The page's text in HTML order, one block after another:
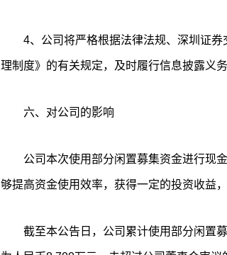
4、公司将严格根据法律法规、深圳证
理制度》的有关规定，及时履行信息披露义务
六、对公司的影响
公司本次使用部分闲置募集资金进行现
够提高资金使用效率，获得一定的投资收益
截至本公告日，公司累计使用部分闲置